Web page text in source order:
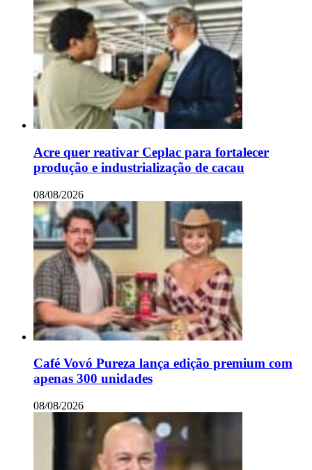
Acre quer reativar Ceplac para fortalecer
produção e industrialização de cacau
08/08/2026
Café Vovó Pureza lança edição premium com
apenas 300 unidades
08/08/2026